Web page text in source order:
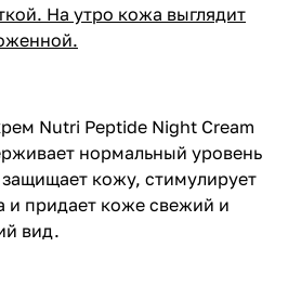
На утро кожа выглядит
Nutri Peptide Night Cream
нормальный уровень
кожу, стимулирует
и придает коже свежий и
вид.